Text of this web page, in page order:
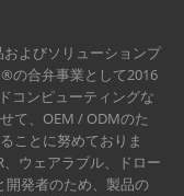
よびソリューションプ
の合弁事業として2016
コンピューティングな
て、OEM / ODMのた
ことに努めておりま
ウェアラブル、ドロー
開発者のため、製品の